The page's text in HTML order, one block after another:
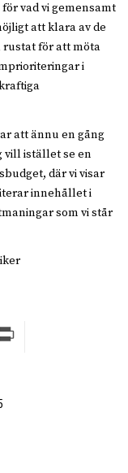
vad vi gemensamt
att klara av de
rustat för att möta
i
att ännu en gång
vill istället se en
där vi visar
innehållet i
som vi står